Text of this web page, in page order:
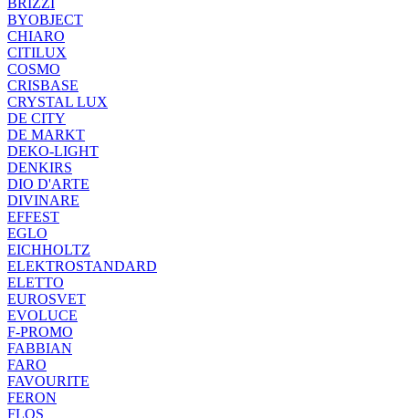
BYOBJECT
CHIARO
CITILUX
COSMO
CRISBASE
CRYSTAL LUX
DE CITY
DE MARKT
DEKO-LIGHT
DENKIRS
DIO D'ARTE
DIVINARE
EFFEST
EGLO
EICHHOLTZ
ELEKTROSTANDARD
ELETTO
EUROSVET
EVOLUCE
F-PROMO
FABBIAN
FARO
FAVOURITE
FERON
FLOS